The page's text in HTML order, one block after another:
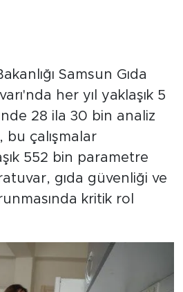
Samsun Gıda
her yıl yaklaşık 5
28 ila 30 bin analiz
bu çalışmalar
552 bin parametre
gıda güvenliği ve
kritik rol